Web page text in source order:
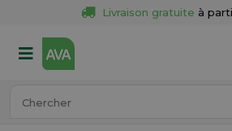
Livraison gratuite à
50